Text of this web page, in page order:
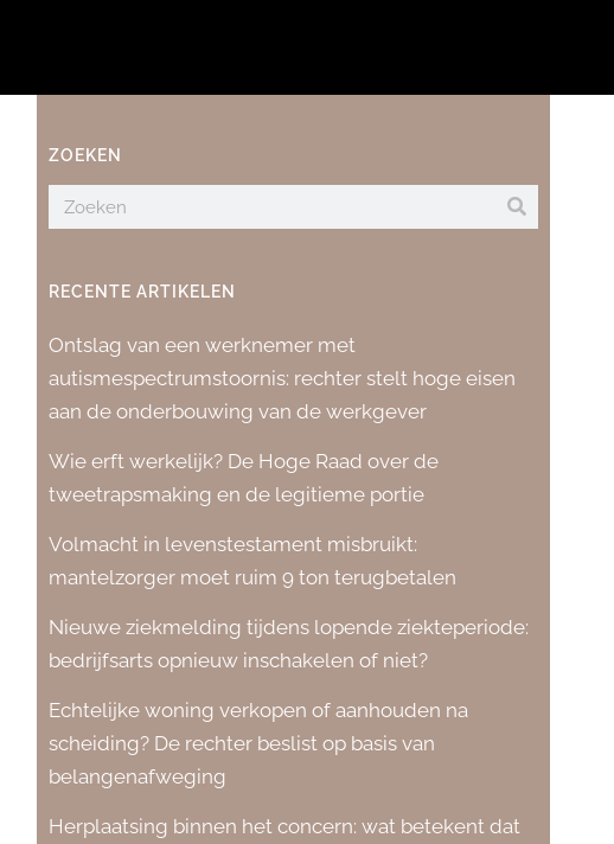
ZOEKEN
RECENTE ARTIKELEN
Ontslag van een werknemer met
autismespectrumstoornis: rechter stelt hoge eisen
aan de onderbouwing van de werkgever
Wie erft werkelijk? De Hoge Raad over de
tweetrapsmaking en de legitieme portie
Volmacht in levenstestament misbruikt:
mantelzorger moet ruim 9 ton terugbetalen
Nieuwe ziekmelding tijdens lopende ziekteperiode:
bedrijfsarts opnieuw inschakelen of niet?
Echtelijke woning verkopen of aanhouden na
scheiding? De rechter beslist op basis van
belangenafweging
Herplaatsing binnen het concern: wat betekent dat